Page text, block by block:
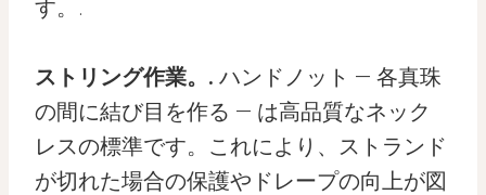
す。.
ストリング作業。. ハンドノット — 各真珠
の間に結び目を作る — は高品質なネック
レスの標準です。これにより、ストランド
が切れた場合の保護やドレープの向上が図